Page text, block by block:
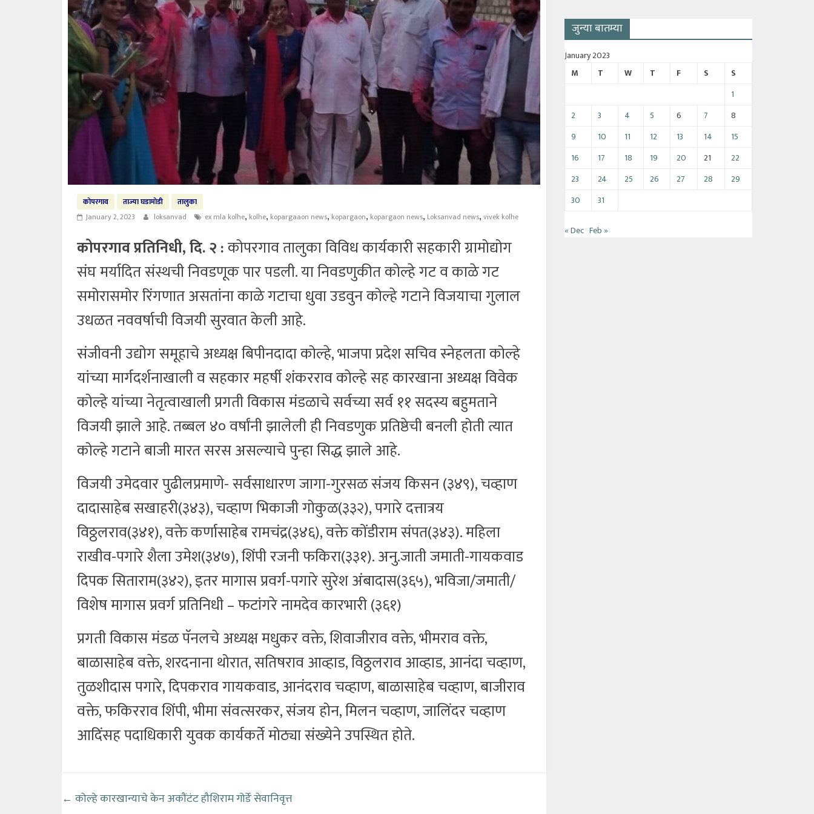
कोपरगाव ताज्या घडामोडी
तालुका
January 2, 2023
loksanvad ex mla kolhe, kolhe, kopargaaon news, kopargaon, kopargaon news, Loksanvad news, vivek kolhe
कोपरगाव प्रतिनिधी, दि. २ :कोपरगाव तालुका विविध कार्यकारी सहकारी ग्रामोद्योग
संघ मर्यादित संस्थची निवडणूक पार पडली. या निवडणुकीत कोल्हे गट व काळे गट
समोरासमोर रिंगणात असतांना काळे गटाचा धुवा उडवुन कोल्हे गटाने विजयाचा गुलाल
उधळत नववर्षाची विजयी सुरवात केली आहे.
संजीवनी उद्योग समूहाचे अध्यक्ष बिपीनदादा कोल्हे, भाजपा प्रदेश सचिव स्नेहलता कोल्हे
यांच्या मार्गदर्शनाखाली व सहकार महर्षी शंकरराव कोल्हे सह कारखाना अध्यक्ष विवेक
कोल्हे यांच्या नेतृत्वाखाली प्रगती विकास मंडळाचे सर्वच्या सर्व ११ सदस्य बहुमताने
विजयी झाले आहे. तब्बल ४० वर्षांनी झालेली ही निवडणुक प्रतिष्ठेची बनली होती त्यात
कोल्हे गटाने बाजी मारत सरस असल्याचे पुन्हा सिद्ध झाले आहे.
विजयी उमेदवार पुढीलप्रमाणे- सर्वसाधारण जागा-गुरसळ संजय किसन (३४९), चव्हाण
दादासाहेब सखाहरी(३४३), चव्हाण भिकाजी गोकुळ(३३२), पगारे दत्तात्रय
विठ्ठलराव(३४१), वक्ते कर्णासाहेब रामचंद्र(३४६), वक्ते कोंडीराम संपत(३४३). महिला
राखीव-पगारे शैला उमेश(३४७), शिंपी रजनी फकिरा(३३१). अनु.जाती जमाती-गायकवाड
दिपक सिताराम(३४२), इतर मागास प्रवर्ग-पगारे सुरेश अंबादास(३६५), भविजा/जमाती/
विशेष मागास प्रवर्ग प्रतिनिधी – फटांगरे नामदेव कारभारी (३६१)
प्रगती विकास मंडळ पॅनलचे अध्यक्ष मधुकर वक्ते, शिवाजीराव वक्ते, भीमराव वक्ते,
बाळासाहेब वक्ते, शरदनाना थोरात, सतिषराव आव्हाड, विठ्ठलराव आव्हाड, आनंदा चव्हाण,
तुळशीदास पगारे, दिपकराव गायकवाड, आनंदराव चव्हाण, बाळासाहेब चव्हाण, बाजीराव
वक्ते, फकिरराव शिंपी, भीमा संवत्सरकर, संजय होन, मिलन चव्हाण, जालिंदर चव्हाण
आदिंसह पदाधिकारी युवक कार्यकर्ते मोठ्या संख्येने उपस्थित होते.
← कोल्हे कारखान्याचे केन अकौंटंट हौशिराम गोर्डे सेवानिवृत्त
जुन्या बातम्या
January 2023
M
T W T F S
S
1
2
3 4 5 6 7
8
9
10 11 12 13 14
15
16
17 18 19 20 21
22
23
24 25 26 27 28
29
30
31
« Dec Feb »